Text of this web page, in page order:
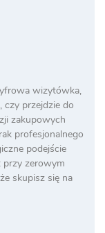
wizytówka,
czy przejdzie do
zakupowych
profesjonalnego
podejście
przy zerowym
skupisz się na